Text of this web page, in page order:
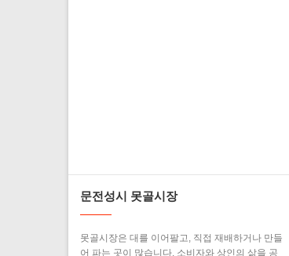
문전성시 못골시장
못골시장은 대를 이어팔고, 직접 재배하거나 만들
어 파는 곳이 많습니다. 소비자와 상인의 삶을 공